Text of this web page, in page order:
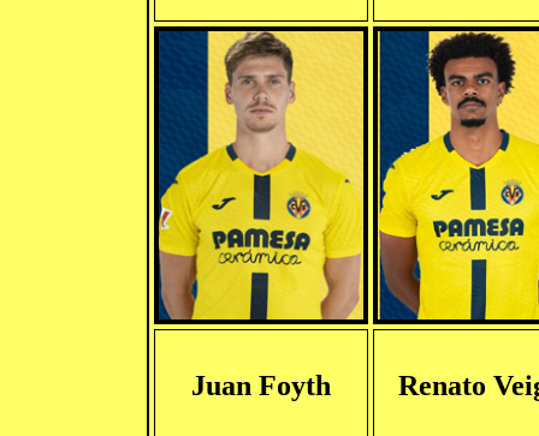
Juan Foyth Renato